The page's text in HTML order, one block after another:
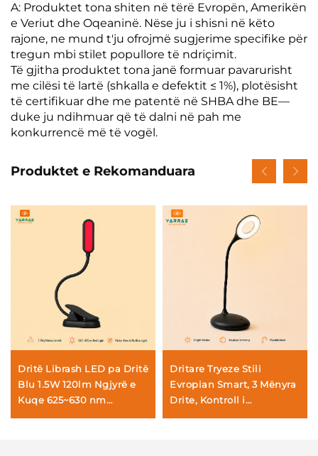
A: Produktet tona shiten në tërë Evropën, Amerikën
e Veriut dhe Oqeaninë. Nëse ju i shisni në këto
rajone, ne mund t'ju ofrojmë sugjerime specifike për
tregun mbi stilet popullore të ndriçimit.
Të gjitha produktet tona janë formuar pavarurisht
me cilësi të lartë (shkalla e defektit ≤ 1%), plotësisht
të certifikuar dhe me patentë në SHBA dhe BE—
duke ju ndihmuar që të dalni në pah me
konkurrencë më të vogël.
Produktet e Rekomanduara
Dritë Librash LED pa Dritë
Blu 1.5W 120lm Ngjyrë e
Kuqe 625~630 nm
660/670 nm Tre Nivele Më
Dritare Tryeze Stili
Evropian Smart, 3 Mënyra
Drite, Kontroll i
Vazhdueshëm i